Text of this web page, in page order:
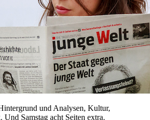
und Analysen, Kultur,
Samstag acht Seiten extra.